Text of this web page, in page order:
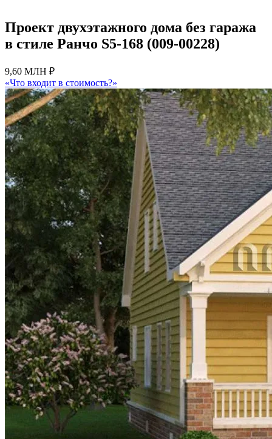
Проект двухэтажного дома без гаража
в стиле Ранчо S5-168 (009-00228)
9,60 МЛН ₽
«Что входит в стоимость?»